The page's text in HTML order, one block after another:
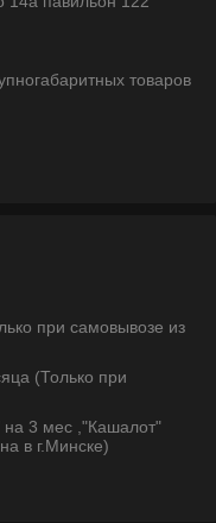
товаров
при самовывозе из
(Только при
на 3 мес ,"Кашалот"
в г.Минске)